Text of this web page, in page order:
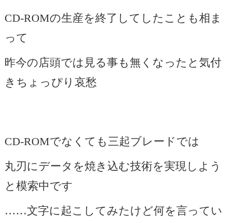
CD-ROMの生産を終了してしたことも相ま
って
昨今の店頭では見る事も無くなったと気付
きちょっぴり哀愁
CD-ROMでなくても三起ブレードでは
丸刃にデータを焼き込む技術を実現しよう
と模索中です
……文字に起こしてみたけど何を言ってい